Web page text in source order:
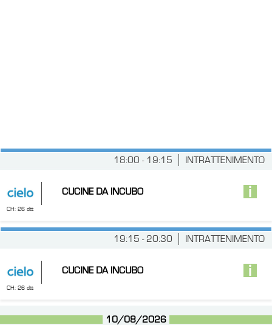
INTRATTENIMENTO
18:00 - 19:15
CH: 26 dtt
CUCINE DA INCUBO
INTRATTENIMENTO
19:15 - 20:30
CH: 26 dtt
CUCINE DA INCUBO
10/08/2026